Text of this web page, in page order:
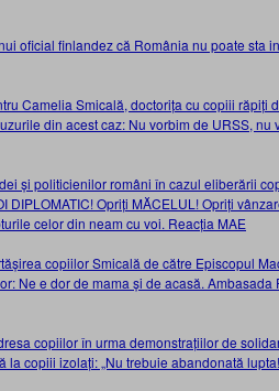
oficial finlandez că România nu poate sta
Camelia Smicală, doctorița cu copiii răpiți
din acest caz: Nu vorbim de URSS,
și politicienilor români în cazul eliberării
DIPLOMATIC! Opriți MĂCELUL! Opriți
celor din neam cu voi. Reacția MAE
copiilor Smicală de către Episcopul
Ne e dor de mama și de acasă.
copiilor în urma demonstrațiilor de
copiii izolați: „Nu trebuie abandonată